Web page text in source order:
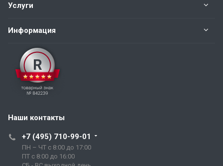
Услуги
Информация
Наши контакты
+7 (495) 710-99-01
ПН – ЧТ с 8:00 до 17:00
ПТ с 8:00 до 16:00